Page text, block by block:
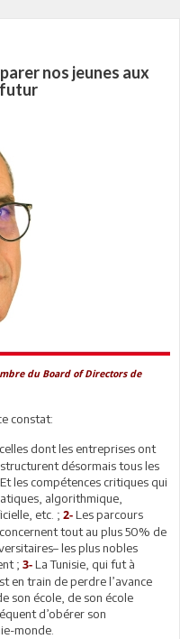
nos jeunes aux
du Board of Directors de
constat:
dont les entreprises ont
désormais tous les
les compétences critiques qui
algorithmique,
etc. ; 2- Les parcours
tout au plus 50% de
les plus nobles
; 3- La Tunisie, qui fut à
en train de perdre l’avance
son école, de son école
d’obérer son
monde.